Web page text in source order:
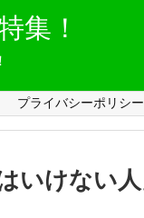
集！
プライバシーポリシー
いけない人